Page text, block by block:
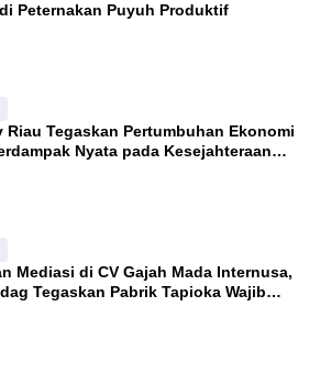
Peternakan Puyuh Produktif
Riau Tegaskan Pertumbuhan Ekonomi
Nyata pada Kesejahteraan
Mediasi di CV Gajah Mada Internusa,
Tegaskan Pabrik Tapioka Wajib